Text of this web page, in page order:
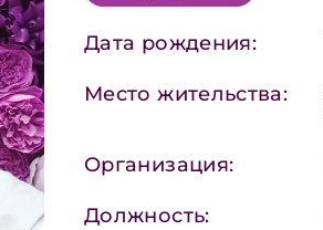
Дата рождения:
Место жительства:
Организация:
Должность: